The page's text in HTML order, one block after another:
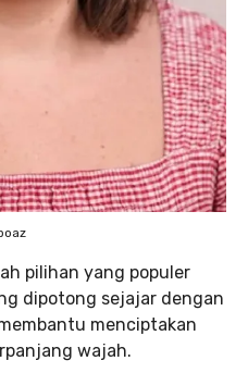
pilihan yang populer
dipotong sejajar dengan
menciptakan
wajah.